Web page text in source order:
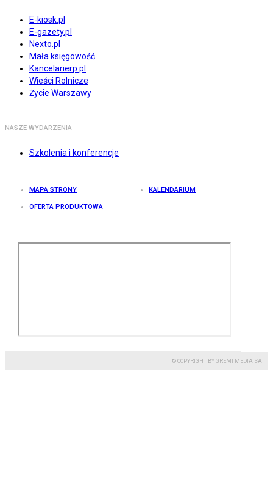
E-kiosk.pl
E-gazety.pl
Nexto.pl
Mała księgowość
Kancelarierp.pl
Wieści Rolnicze
Życie Warszawy
NASZE WYDARZENIA
Szkolenia i konferencje
MAPA STRONY KALENDARIUM
OFERTA PRODUKTOWA
© COPYRIGHT BY GREMI MEDIA SA